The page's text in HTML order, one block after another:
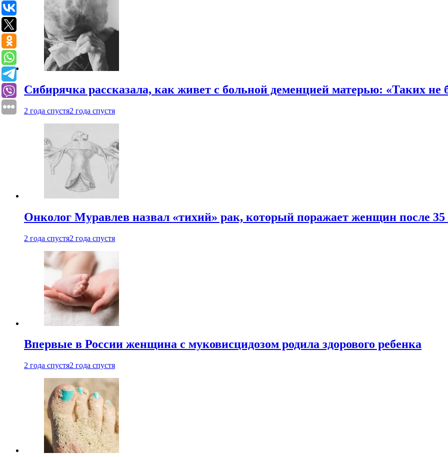
Сибирячка рассказала, как живет с больной деменцией матерью: «Таких не
2 года спустя2 года спустя
Онколог Муравлев назвал «тихий» рак, который поражает женщин после 35
2 года спустя2 года спустя
Впервые в России женщина с муковисцидозом родила здорового ребенка
2 года спустя2 года спустя